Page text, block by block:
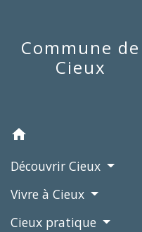
Commune de
Cieux
home
Découvrir Cieux
Vivre à Cieux
Cieux pratique